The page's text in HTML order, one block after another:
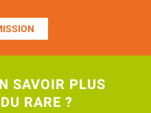
SAVOIR PLUS
RARE ?